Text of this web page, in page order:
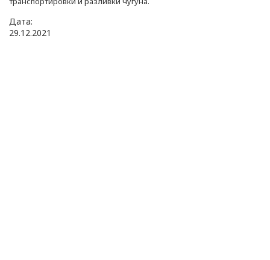
Дата:
29.12.2021